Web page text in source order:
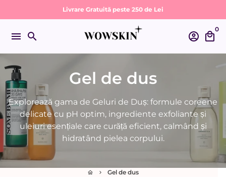
la
conținut
Livrare Gratuită peste 250 de Lei
menu search account_circle local_mall
0
Gel de dus
Explorează gama de Geluri de Duș: formule coreene
delicate cu pH optim, ingrediente exfoliante și
uleiuri esențiale care curăță eficient, calmând și
hidratând pielea corpului.
home keyboard_arrow_right Gel de dus